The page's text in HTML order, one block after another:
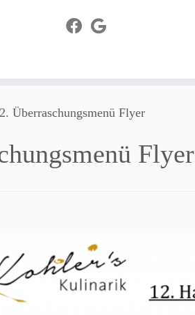
Überraschungsmenü Flyer
Flyer